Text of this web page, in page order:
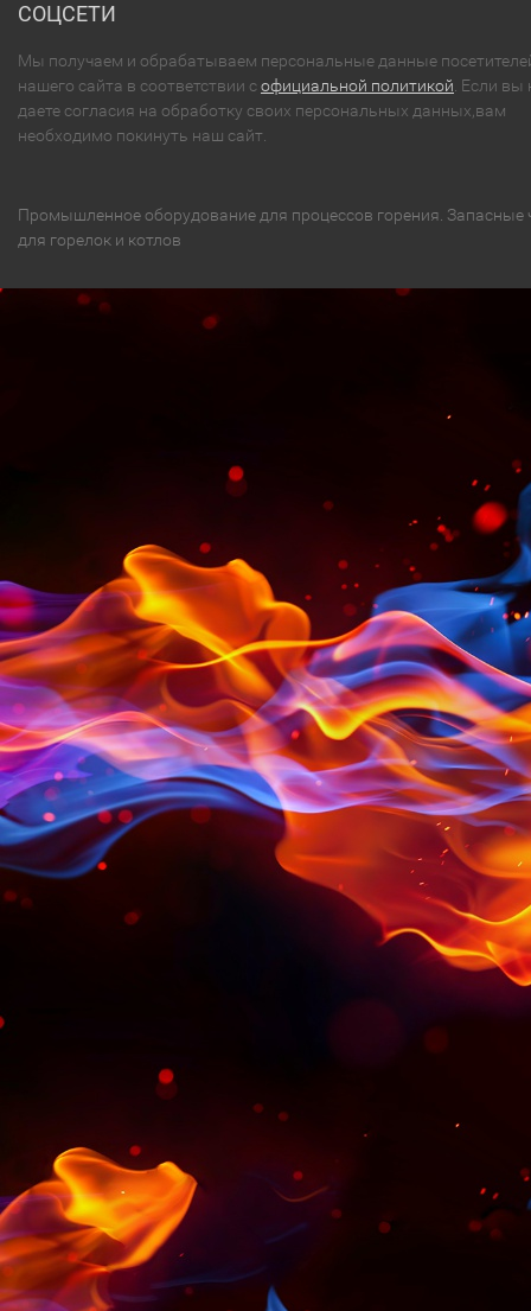
СОЦСЕТИ
Мы получаем и обрабатываем персональные данные
нашего сайта в соответствии софициальной политикой . Если вы
даете согласия на обработку своих персональных данных,вам
необходимо покинуть наш сайт.
Промышленное оборудование для процессов горения. Запасные
для горелок и котлов